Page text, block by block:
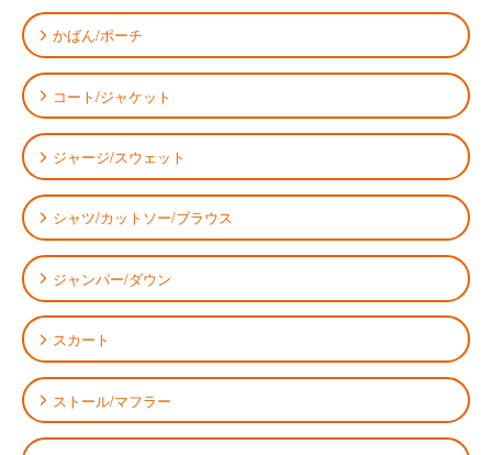
かばん/ポーチ
コート/ジャケット
ジャージ/スウェット
シャツ/カットソー/ブラウス
ジャンパー/ダウン
スカート
ストール/マフラー